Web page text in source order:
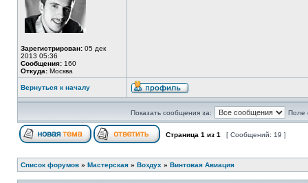
Зарегистрирован: 05 дек
2013 05:36
Сообщения: 160
Откуда: Москва
Вернуться к началу
Показать сообщения за: Поле
Страница 1 из 1 [ Сообщений: 19 ]
Список форумов » Мастерская » Воздух » Винтовая Авиация